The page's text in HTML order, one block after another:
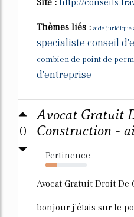
Site : http://
Thèmes liés : aide juridique
specialiste conseil
combien de point de
d'entreprise
0
Avocat Gratuit
Construction -
Pertinence
28%
Avocat Gratuit Droit
bonjour j'étais sur le